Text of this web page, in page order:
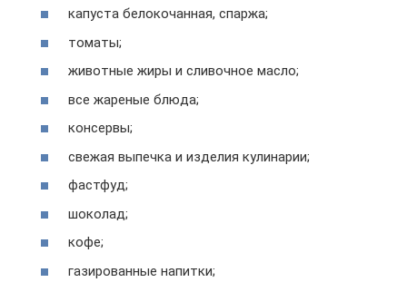
капуста белокочанная, спаржа;
томаты;
животные жиры и сливочное масло;
все жареные блюда;
консервы;
свежая выпечка и изделия кулинарии;
фастфуд;
шоколад;
кофе;
газированные напитки;